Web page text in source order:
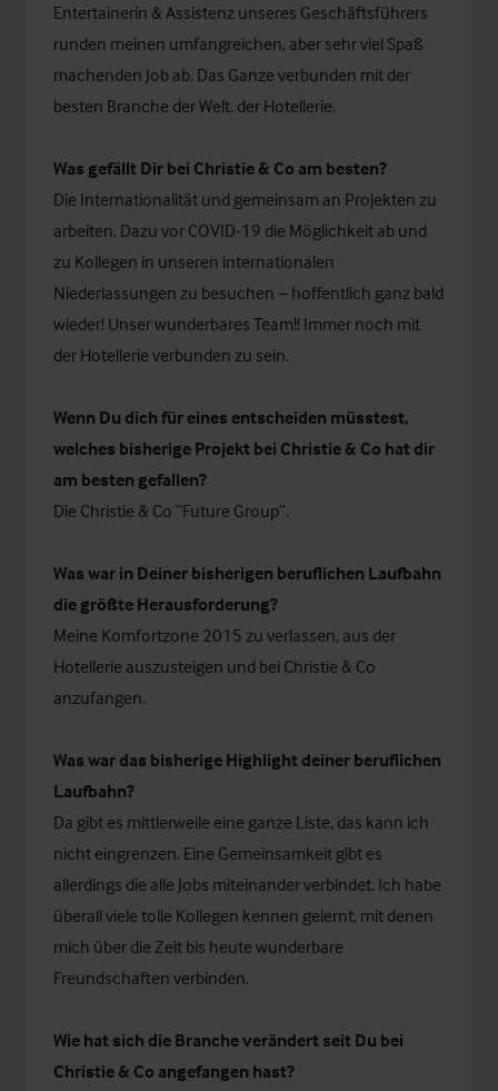
Entertainerin & Assistenz unseres Geschäftsführers
runden meinen umfangreichen, aber sehr viel Spaß
machenden Job ab. Das Ganze verbunden mit der
besten Branche der Welt, der Hotellerie.
Was gefällt Dir bei Christie & Co am besten?
Die Internationalität und gemeinsam an Projekten zu
arbeiten. Dazu vor COVID-19 die Möglichkeit ab und
zu Kollegen in unseren internationalen
Niederlassungen zu besuchen – hoffentlich ganz bald
wieder! Unser wunderbares Team!! Immer noch mit
der Hotellerie verbunden zu sein.
Wenn Du dich für eines entscheiden müsstest,
welches bisherige Projekt bei Christie & Co hat dir
am besten gefallen?
Die Christie & Co “Future Group”.
Was war in Deiner bisherigen beruflichen Laufbahn
die größte Herausforderung?
Meine Komfortzone 2015 zu verlassen, aus der
Hotellerie auszusteigen und bei Christie & Co
anzufangen.
Was war das bisherige Highlight deiner beruflichen
Laufbahn?
Da gibt es mittlerweile eine ganze Liste, das kann ich
nicht eingrenzen. Eine Gemeinsamkeit gibt es
allerdings die alle Jobs miteinander verbindet. Ich habe
überall viele tolle Kollegen kennen gelernt, mit denen
mich über die Zeit bis heute wunderbare
Freundschaften verbinden.
Wie hat sich die Branche verändert seit Du bei
Christie & Co angefangen hast?